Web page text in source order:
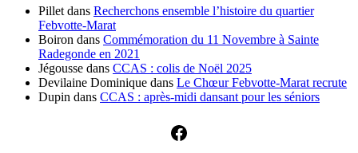
Pilletdans Recherchons ensemble l’histoire du quartier
Febvotte-Marat
Boiron dans Commémoration du 11 Novembre à Sainte
Radegonde en 2021
Jégousse dans CCAS : colis de Noël 2025
Devilaine Dominique dans Le Chœur Febvotte-Marat recrute
Dupin dans CCAS : après-midi dansant pour les séniors
Facebook